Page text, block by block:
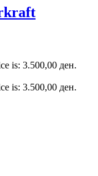
is: 3.500,00 ден.
is: 3.500,00 ден.